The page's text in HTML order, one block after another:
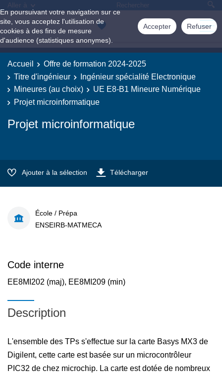
En poursuivant votre navigation sur ce
site, vous acceptez l'utilisation de
cookies à des fins de mesure
d'audience (statistiques anonymes).
Accepter Refuser
Aller à
Accueil
Offre de formation 2024-2025
Titre d'ingénieur
Ingénieur spécialité Electronique
Mineures (au choix)
UE E8-B1 Mineure Numérique
Projet microinformatique
Projet microinformatique
Ajouter à la sélection Télécharger
École / Prépa
ENSEIRB-MATMECA
Code interne
EE8MI202 (maj), EE8MI209 (min)
Description
L'ensemble des TPs s'effectue sur la carte Basys MX3 de
Digilent, cette carte est basée sur un microcontrôleur
PIC32 de chez microchip. La carte est dotée de nombreux